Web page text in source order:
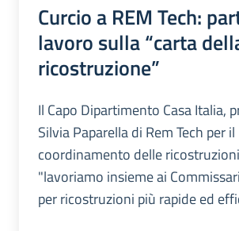
Curcio a REM Tech:
lavoro sulla “carta
ricostruzione”
Il Capo Dipartimento Casa Italia,
Silvia Paparella di Rem Tech per il
coordinamento delle
"lavoriamo insieme ai
per ricostruzioni più rapide ed